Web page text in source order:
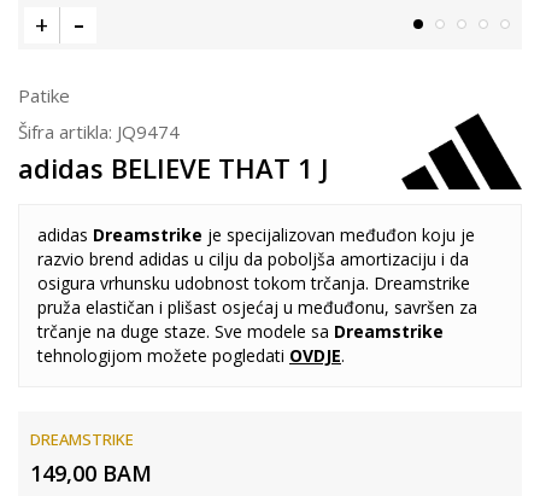
Patike
Šifra artikla: JQ9474
adidas BELIEVE THAT 1 J
adidas Dreamstrike je specijalizovan međuđon koju je
razvio brend adidas u cilju da poboljša amortizaciju i da
osigura vrhunsku udobnost tokom trčanja. Dreamstrike
pruža elastičan i plišast osjećaj u međuđonu, savršen za
trčanje na duge staze. Sve modele sa Dreamstrike
tehnologijom možete pogledati OVDJE.
DREAMSTRIKE
149,00 BAM